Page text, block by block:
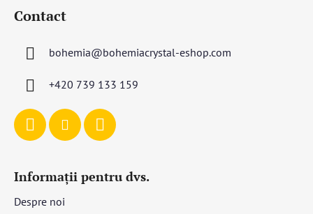
Contact
bohemia@bohemiacrystal-eshop.com
+420 739 133 159
Informații pentru dvs.
Despre noi